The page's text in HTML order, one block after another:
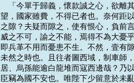
「今單于歸義，懷款誠之心，欲
望，國家雖費，不得已者也。奈何距
之隙？夫疑而隙之，使有恨心，負前
威之不可，諭之不能，焉得不為大憂
即兵革不用而憂患不生。不然，壹有
未然之時也。且往者圖西域，制車師
居、烏孫能逾白龍堆而寇西邊哉？乃
臣竊為國不安也。唯陛下少留意於未